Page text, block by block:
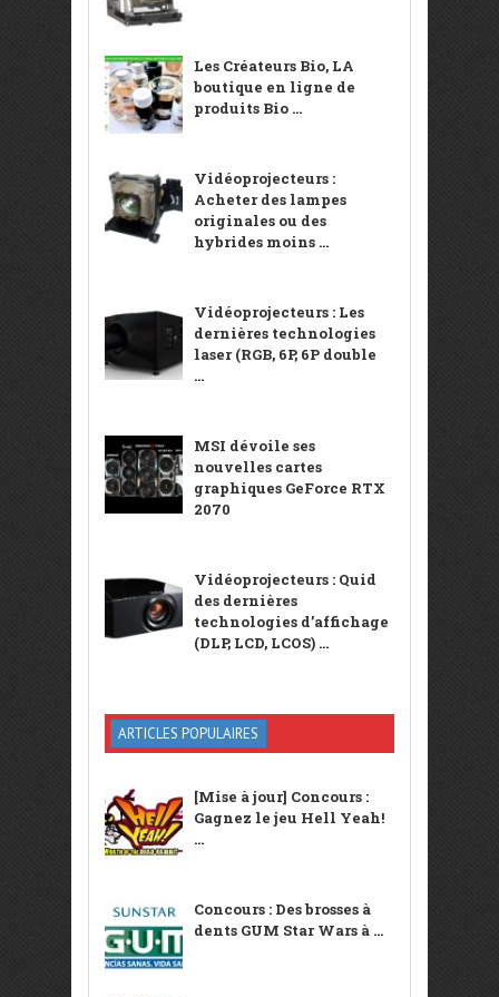
Les Créateurs Bio, LA
boutique en ligne de
produits Bio ...
Vidéoprojecteurs :
Acheter des lampes
originales ou des
hybrides moins ...
Vidéoprojecteurs : Les
dernières technologies
laser (RGB, 6P, 6P double
...
MSI dévoile ses
nouvelles cartes
graphiques GeForce RTX
2070
Vidéoprojecteurs : Quid
des dernières
technologies d’affichage
(DLP, LCD, LCOS) ...
ARTICLES POPULAIRES
[Mise à jour] Concours :
Gagnez le jeu Hell Yeah!
...
Concours : Des brosses à
dents GUM Star Wars à ...